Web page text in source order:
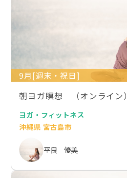
9月[週末・祝日]
朝ヨガ瞑想 （オンライン）
ヨガ・フィットネス
沖縄県 宮古島市
平良 優美